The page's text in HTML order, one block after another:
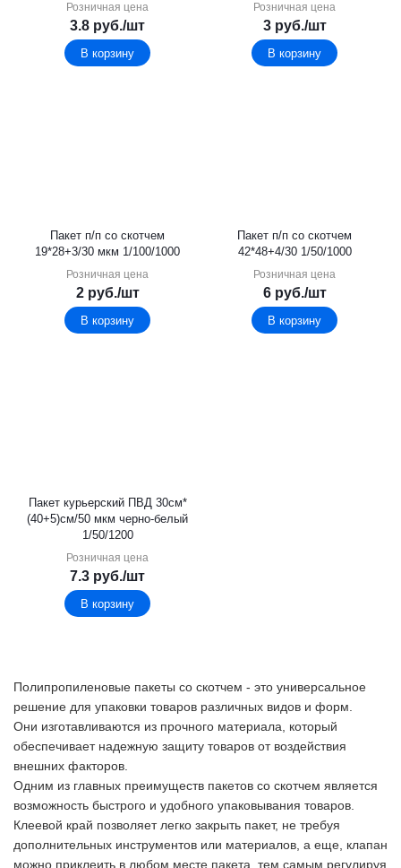
Розничная цена
3.8 руб./шт
В корзину
Розничная цена
3руб./шт
В корзину
Пакет п/п со скотчем
19*28+3/30 мкм 1/100/1000
Розничная цена
2руб./шт
В корзину
Пакет п/п со скотчем
42*48+4/30 1/50/1000
Розничная цена
6руб./шт
В корзину
Пакет курьерский ПВД 30см*
(40+5)см/50 мкм черно-белый
1/50/1200
Розничная цена
7.3 руб./шт
В корзину
Полипропиленовые пакеты со скотчем - это универсальное
решение для упаковки товаров различных видов и форм.
Они изготавливаются из прочного материала, который
обеспечивает надежную защиту товаров от воздействия
внешних факторов.
Одним из главных преимуществ пакетов со скотчем является
возможность быстрого и удобного упаковывания товаров.
Клеевой край позволяет легко закрыть пакет, не требуя
дополнительных инструментов или материалов, а еще, клапан
можно приклеить в любом месте пакета, тем самым регулируя